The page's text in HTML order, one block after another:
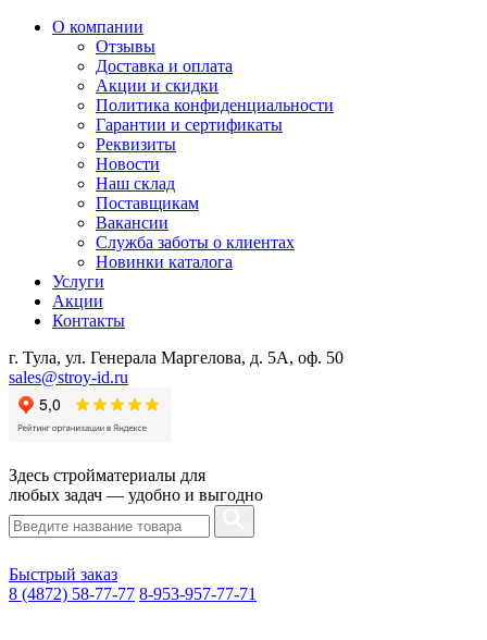
О компании
Отзывы
Доставка и оплата
Акции и скидки
Политика конфиденциальности
Гарантии и сертификаты
Реквизиты
Новости
Наш склад
Поставщикам
Вакансии
Служба заботы о клиентах
Новинки каталога
Услуги
Акции
Контакты
г. Тула, ул. Генерала Маргелова, д. 5А, оф. 50
sales@stroy-id.ru
Здесь стройматериалы для
любых задач — удобно и выгодно
Быстрый заказ
8 (4872) 58-77-77 8-953-957-77-71